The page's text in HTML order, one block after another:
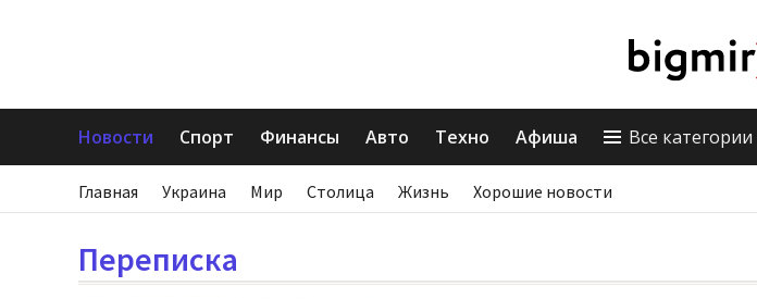
Новости Спорт Финансы Авто Техно Афиша Все категории
Главная Украина Мир Столица Жизнь Хорошие новости
Переписка